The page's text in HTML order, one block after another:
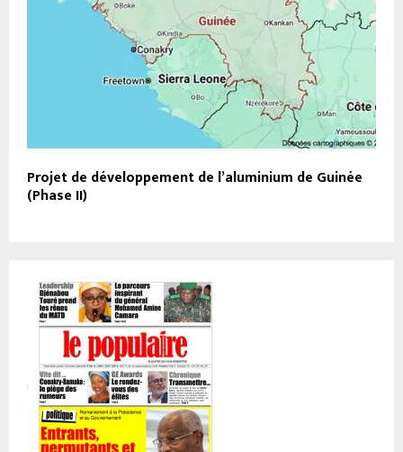
Projet de développement de l’aluminium de Guinée
(Phase II)